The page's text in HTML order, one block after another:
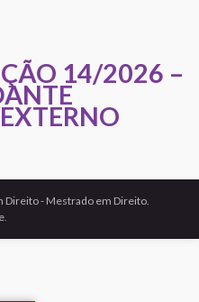
14/2026 –
Direito - Mestrado em Direito.